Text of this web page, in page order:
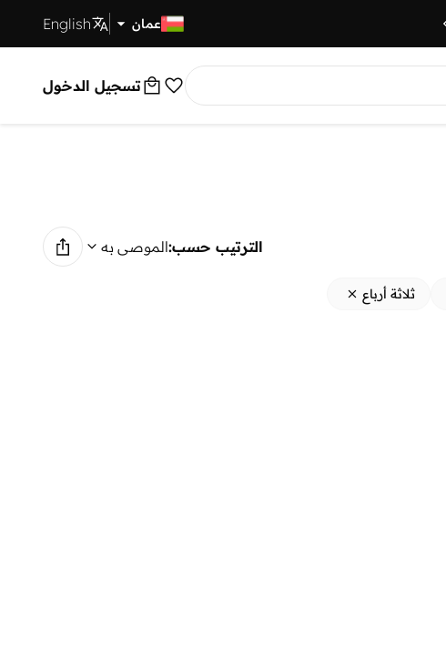
عمان English
تسجيل الدخول
الترتيب حسب:الموصى به
ثلاثة أرباع